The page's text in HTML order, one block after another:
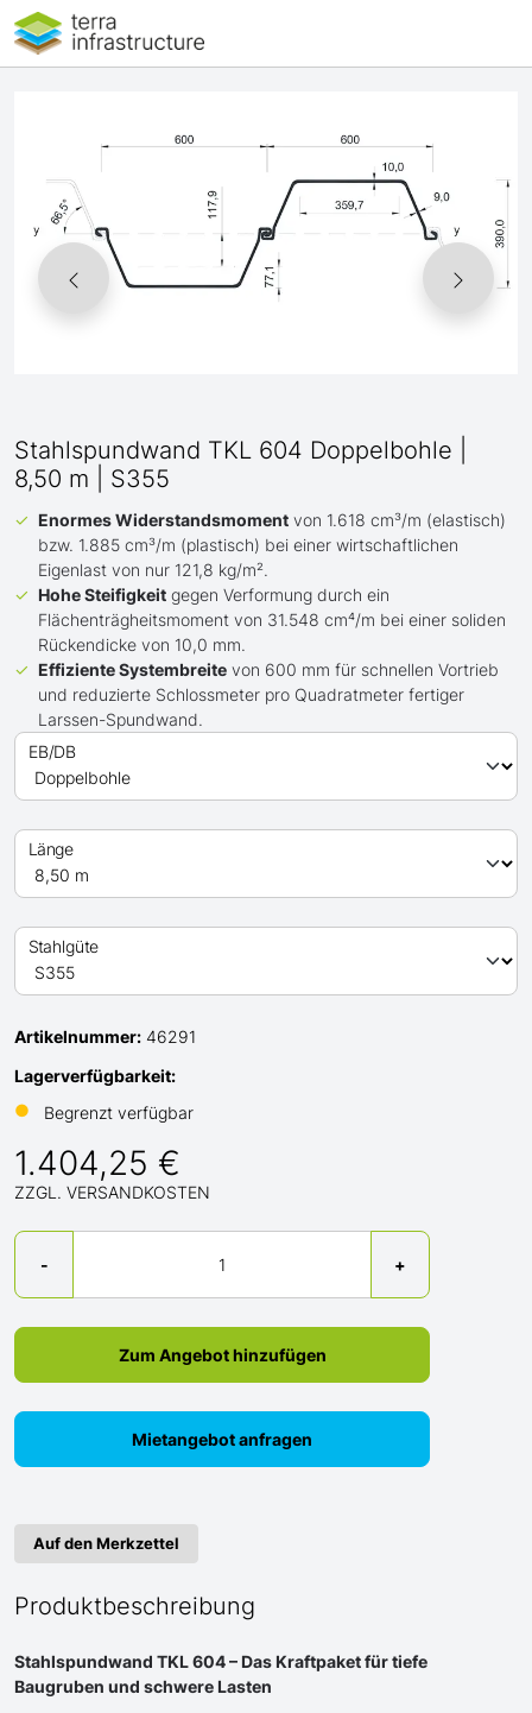
Stahlspundwand TKL 604 Doppelbohle |
8,50 m | S355
Enormes Widerstandsmoment von 1.618 cm³/m (elastisch)
bzw. 1.885 cm³/m (plastisch) bei einer wirtschaftlichen
Eigenlast von nur 121,8 kg/m².
Hohe Steifigkeit gegen Verformung durch ein
Flächenträgheitsmoment von 31.548 cm⁴/m bei einer soliden
Rückendicke von 10,0 mm.
Effiziente Systembreite von 600 mm für schnellen Vortrieb
und reduzierte Schlossmeter pro Quadratmeter fertiger
Larssen-Spundwand.
EB/DB
Länge
Stahlgüte
Artikelnummer: 46291
Lagerverfügbarkeit:
●
Begrenzt verfügbar
1.404,25 €
ZZGL. VERSANDKOSTEN
-
Menge
+
Zum Angebot hinzufügen
Mietangebot anfragen
Auf den Merkzettel
Produktbeschreibung
Stahlspundwand TKL 604 – Das Kraftpaket für tiefe
Baugruben und schwere Lasten